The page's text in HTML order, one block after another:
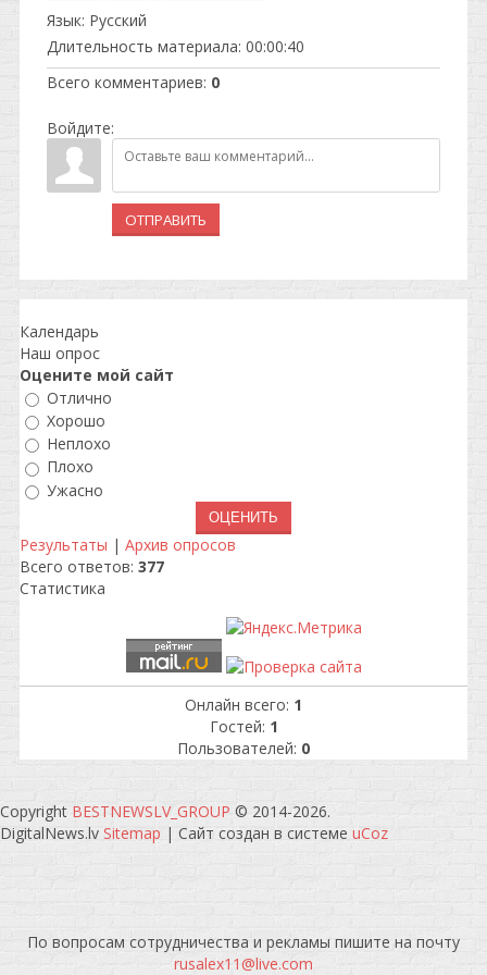
Язык: Русский
Длительность материала: 00:00:40
Всего комментариев: 0
Войдите:
ОТПРАВИТЬ
Календарь
Наш опрос
Оцените мой сайт
Отлично
Хорошо
Неплохо
Плохо
Ужасно
Результаты | Архив опросов
Всего ответов: 377
Статистика
Онлайн всего: 1
Гостей: 1
Пользователей: 0
Copyright BESTNEWSLV_GROUP © 2014-2026.
DigitalNews.lv Sitemap | Сайт создан в системе uCoz
По вопросам сотрудничества и рекламы пишите на почту
rusalex11@live.com